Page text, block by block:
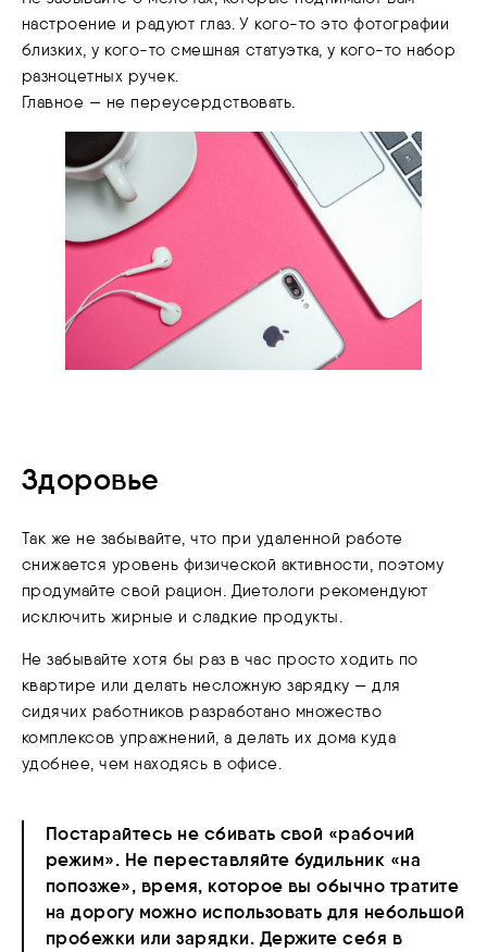
настроение и радуют глаз. У кого-то это фотографии
близких, у кого-то смешная статуэтка, у кого-то набор
разноцетных ручек.
Главное — не переусердствовать.
Здоровье
Так же не забывайте, что при удаленной работе
снижается уровень физической активности, поэтому
продумайте свой рацион. Диетологи рекомендуют
исключить жирные и сладкие продукты.
Не забывайте хотя бы раз в час просто ходить по
квартире или делать несложную зарядку — для
сидячих работников разработано множество
комплексов упражнений, а делать их дома куда
удобнее, чем находясь в офисе.
Постарайтесь не сбивать свой «рабочий
режим». Не переставляйте будильник «на
попозже», время, которое вы обычно тратите
на дорогу можно использовать для небольшой
пробежки или зарядки. Держите себя в